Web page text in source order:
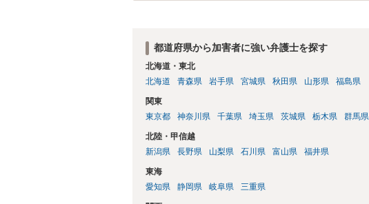
都道府県から加害者に強い弁護士を探す
北海道・東北
北海道
青森県 岩手県 宮城県 秋田県 山形県 福島県
関東
東京都
神奈川県 千葉県 埼玉県 茨城県 栃木県 群馬県
北陸・甲信越
新潟県
長野県 山梨県 石川県 富山県 福井県
東海
愛知県
静岡県 岐阜県 三重県